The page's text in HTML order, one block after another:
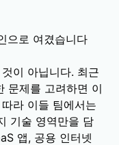
으로 여겼습니다
이 아닙니다. 최근
문제를 고려하면 이
라 이들 팀에서는
기술 영역만을 담
앱, 공용 인터넷